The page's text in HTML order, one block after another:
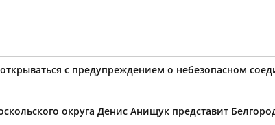
с предупреждением о небезопасном
округа Денис Анищук представит